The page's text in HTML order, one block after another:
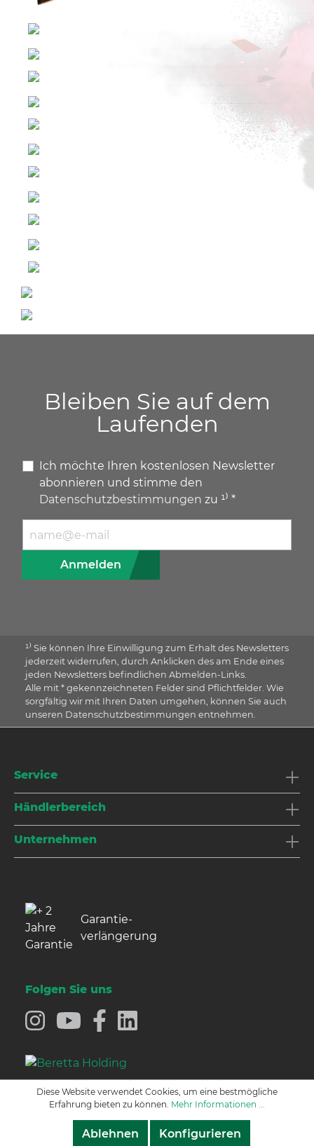
Bleiben Sie auf dem
Laufenden
Ich möchte Ihren kostenlosen Newsletter
abonnieren und stimme den
Datenschutzbestimmungen zu ¹⁾ *
Anmelden
¹⁾ Sie können Ihre Einwilligung zum Erhalt des Newsletters
jederzeit widerrufen, durch Anklicken des am Ende eines
jeden Newsletters befindlichen Abmelden-Links.
Alle mit * gekennzeichneten Felder sind Pflichtfelder. Wie
sorgfältig wir mit Ihren Daten umgehen, können Sie auch
unseren Datenschutzbestimmungen entnehmen.
Service
Händlerbereich
Unternehmen
Garantie­
verlängerung
Folgen Sie uns
© 2021 Manfred Alberts GmbH
Diese Website verwendet Cookies, um eine bestmögliche
Erfahrung bieten zu können. Mehr Informationen ...
Ablehnen Konfigurieren